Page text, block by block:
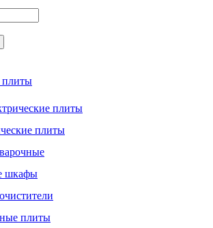
плиты
плиты
плиты
шкафы
плиты